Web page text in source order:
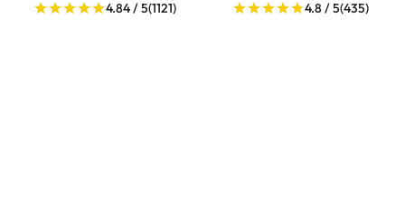
4.84 / 5(1121) 4.8 / 5(435)